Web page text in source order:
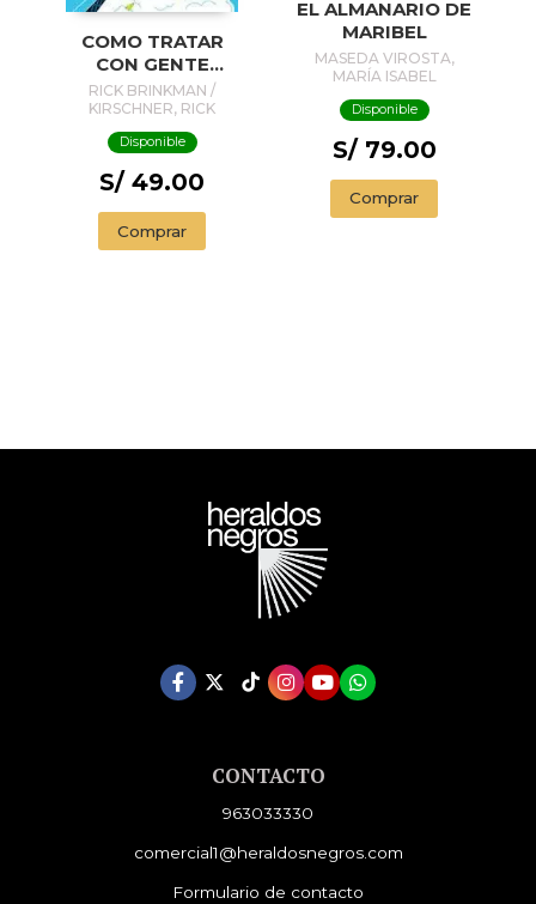
COMO TRATAR
CON GENTE
COMPLICADA
RICK BRINKMAN /
KIRSCHNER, RICK
Disponible
S/ 49.00
Comprar
EL ALMANARIO DE
MARIBEL
MASEDA VIROSTA,
MARÍA ISABEL
Disponible
S/ 79.00
Comprar
CONTACTO
963033330
comercial1@heraldosnegros.com
Formulario de contacto